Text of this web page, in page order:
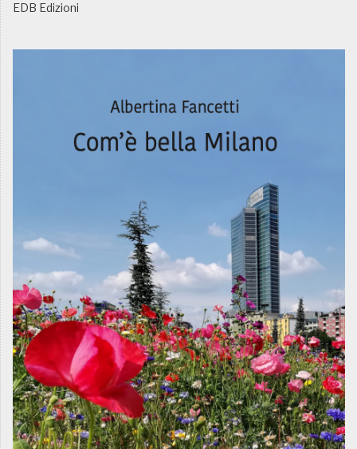
EDB Edizioni